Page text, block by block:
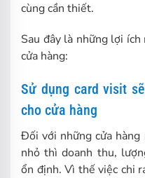
cùng cần thiết.
Sau đây là những lợi
cửa hàng:
Sử dụng card visit
cho cửa hàng
Đối với những cửa hàng
nhỏ thì doanh thu,
ổn định. Vì thế việc chi